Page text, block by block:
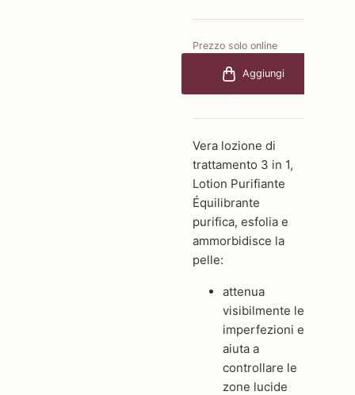
Prezzo solo online
€73,60Aggiungi
Vera lozione di
trattamento 3 in 1,
Lotion Purifiante
Équilibrante
purifica, esfolia e
ammorbidisce la
pelle:
attenua
visibilmente le
imperfezioni e
aiuta a
controllare le
zone lucide